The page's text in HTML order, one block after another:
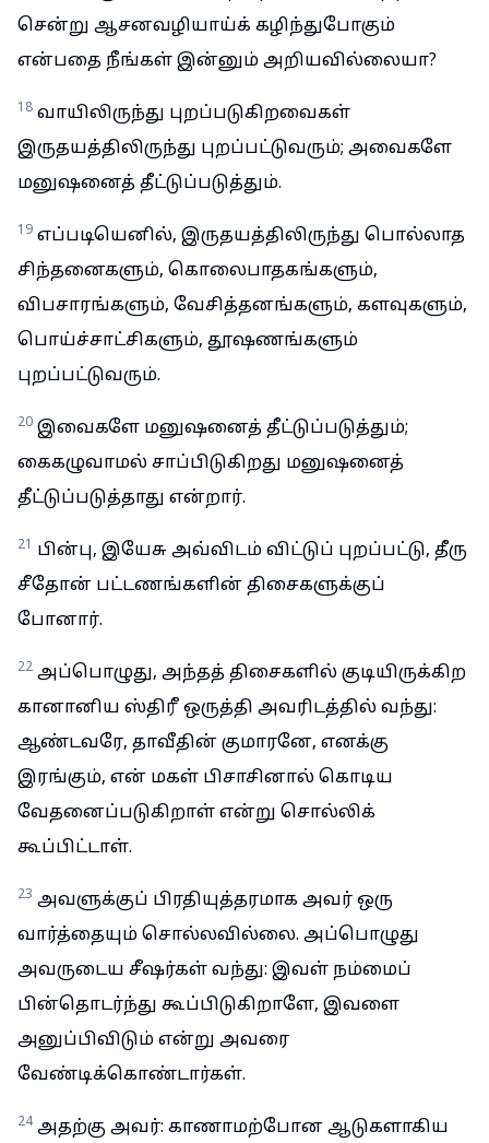
சென்று ஆசனவழியாய்க் கழிந்துபோகும்
என்பதை நீங்கள் இன்னும் அறியவில்லையா?
18 வாயிலிருந்து புறப்படுகிறவைகள்
இருதயத்திலிருந்து புறப்பட்டுவரும்; அவைகளே
மனுஷனைத் தீட்டுப்படுத்தும்.
19 எப்படியெனில், இருதயத்திலிருந்து பொல்லாத
சிந்தனைகளும், கொலைபாதகங்களும்,
விபசாரங்களும், வேசித்தனங்களும், களவுகளும்,
பொய்ச்சாட்சிகளும், தூஷணங்களும்
புறப்பட்டுவரும்.
20 இவைகளே மனுஷனைத் தீட்டுப்படுத்தும்;
கைகழுவாமல் சாப்பிடுகிறது மனுஷனைத்
தீட்டுப்படுத்தாது என்றார்.
21 பின்பு, இயேசு அவ்விடம் விட்டுப் புறப்பட்டு, தீரு
சீதோன் பட்டணங்களின் திசைகளுக்குப்
போனார்.
22 அப்பொழுது, அந்தத் திசைகளில் குடியிருக்கிற
கானானிய ஸ்திரீ ஒருத்தி அவரிடத்தில் வந்து:
ஆண்டவரே, தாவீதின் குமாரனே, எனக்கு
இரங்கும், என் மகள் பிசாசினால் கொடிய
வேதனைப்படுகிறாள் என்று சொல்லிக்
கூப்பிட்டாள்.
23 அவளுக்குப் பிரதியுத்தரமாக அவர் ஒரு
வார்த்தையும் சொல்லவில்லை. அப்பொழுது
அவருடைய சீஷர்கள் வந்து: இவள் நம்மைப்
பின்தொடர்ந்து கூப்பிடுகிறாளே, இவளை
அனுப்பிவிடும் என்று அவரை
வேண்டிக்கொண்டார்கள்.
24 அதற்கு அவர்: காணாமற்போன ஆடுகளாகிய